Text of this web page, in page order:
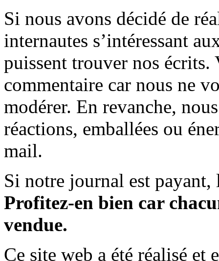
Si nous avons décidé de
internautes s’intéressant
puissent trouver nos écrits.
commentaire car nous ne
modérer. En revanche,
réactions, emballées ou
mail.
Si notre journal est payant,
Profitez-en bien car
vendue.
Ce site web a été réalisé et